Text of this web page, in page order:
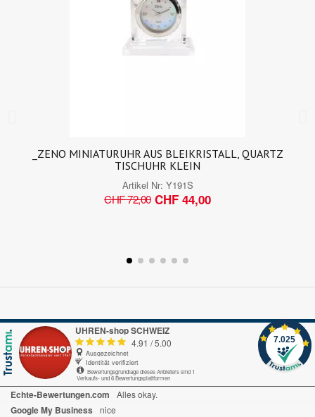
_ZENO MINIATURUHR AUS BLEIKRISTALL, QUARTZ
TISCHUHR KLEIN
Artikel Nr: Y191S
CHF 72,00 CHF 44,00
UHREN-shop SCHWEIZ
4.91 /5.00
Ausgezeichnet
Identität verifiziert
Bewertungsgrundlage dieses Anbieters sind 1
Verkaufs- und 6 Bewertungsplattformen
7.025
Echte-Bewertungen.com Alles okay.
Google My Business nice